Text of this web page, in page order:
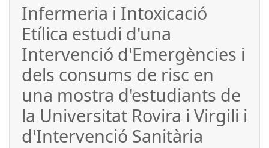
Infermeria i Intoxicació
Etílica estudi d'una
Intervenció d'Emergències i
dels consums de risc en
una mostra d'estudiants de
la Universitat Rovira i Virgili i
d'Intervenció Sanitària